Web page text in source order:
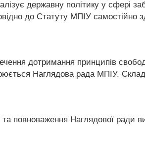
державну політику у сфері
до Статуту МПІУ самостійно
дотримання принципів
Наглядова рада МПІУ.
та повноваження Наглядової ради